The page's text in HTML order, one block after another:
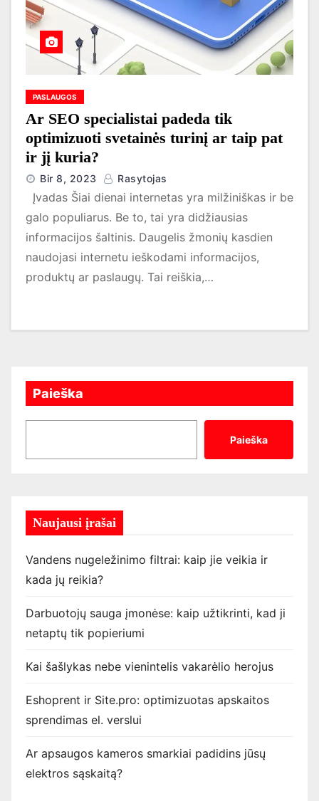
PASLAUGOS
Ar SEO specialistai padeda tik
optimizuoti svetainės turinį ar taip pat
ir jį kuria?
Bir 8, 2023 Rasytojas
Įvadas Šiai dienai internetas yra milžiniškas ir be
galo populiarus. Be to, tai yra didžiausias
informacijos šaltinis. Daugelis žmonių kasdien
naudojasi internetu ieškodami informacijos,
produktų ar paslaugų. Tai reiškia,…
Paieška
Paieška
Naujausi įrašai
Vandens nugeležinimo filtrai: kaip jie veikia ir
kada jų reikia?
Darbuotojų sauga įmonėse: kaip užtikrinti, kad ji
netaptų tik popieriumi
Kai šašlykas nebe vienintelis vakarėlio herojus
Eshoprent ir Site.pro: optimizuotas apskaitos
sprendimas el. verslui
Ar apsaugos kameros smarkiai padidins jūsų
elektros sąskaitą?